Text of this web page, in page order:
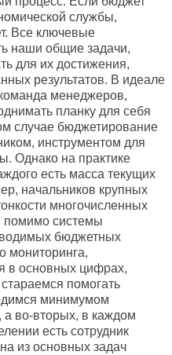
службы,
Все ключевые
наши общие задачи,
для их достижения,
результатов. В идеале
менеджеров,
планку для себя
случае бюджетирование
инструментом для
Однако на практике
есть масса текущих
начальников крупных
многочисленных
помимо системы
бюджетных
мониторинга,
в основных цифрах,
помогать
минимумом
а во-вторых, в каждом
есть сотрудник
из основных задач